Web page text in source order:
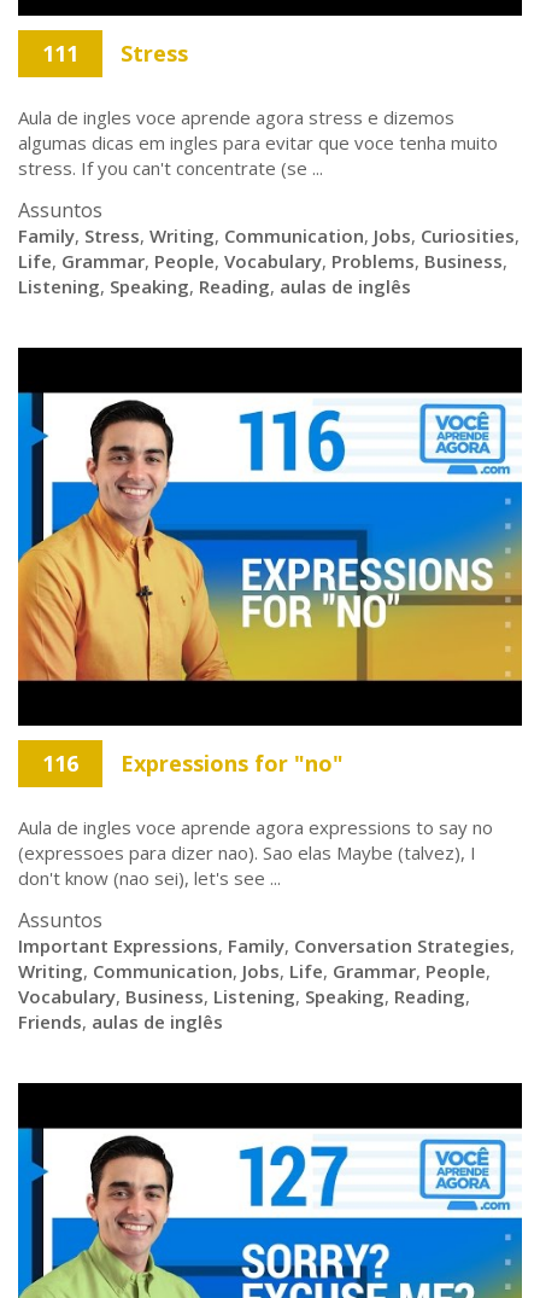
111 Stress
Aula de ingles voce aprende agora stress e dizemos
algumas dicas em ingles para evitar que voce tenha muito
stress. If you can't concentrate (se ...
Assuntos
Family, Stress, Writing, Communication, Jobs, Curiosities,
Life, Grammar, People, Vocabulary, Problems, Business,
Listening, Speaking, Reading, aulas de inglês
116 Expressions for "no"
Aula de ingles voce aprende agora expressions to say no
(expressoes para dizer nao). Sao elas Maybe (talvez), I
don't know (nao sei), let's see ...
Assuntos
Important Expressions, Family, Conversation Strategies,
Writing, Communication, Jobs, Life, Grammar, People,
Vocabulary, Business, Listening, Speaking, Reading,
Friends, aulas de inglês